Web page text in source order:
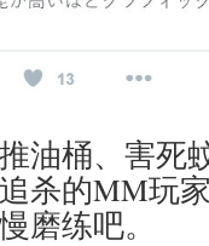
桶、害死
杀的MM玩
磨练吧。